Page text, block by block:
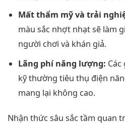
Mất thẩm mỹ và trải
màu sắc nhợt nhạt sẽ làm
người chơi và khán giả.
Lãng phí năng lượng:
kỹ thường tiêu thụ điện
mang lại không cao.
Nhận thức sâu sắc tầm quan